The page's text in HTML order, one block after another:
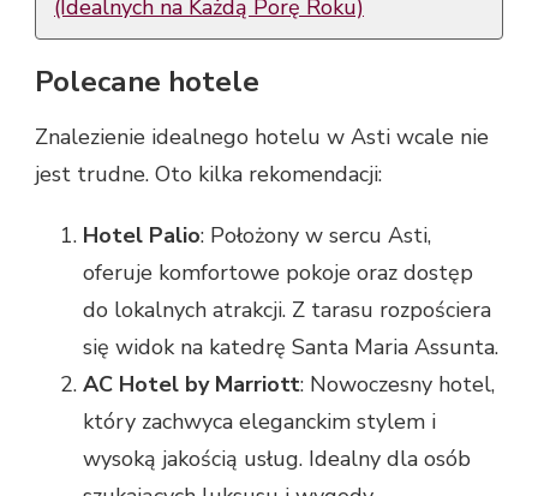
(Idealnych na Każdą Porę Roku)
Polecane hotele
Znalezienie idealnego hotelu w Asti wcale nie
jest trudne. Oto kilka rekomendacji:
Hotel Palio: Położony w sercu Asti,
oferuje komfortowe pokoje oraz dostęp
do lokalnych atrakcji. Z tarasu rozpościera
się widok na katedrę Santa Maria Assunta.
AC Hotel by Marriott: Nowoczesny hotel,
który zachwyca eleganckim stylem i
wysoką jakością usług. Idealny dla osób